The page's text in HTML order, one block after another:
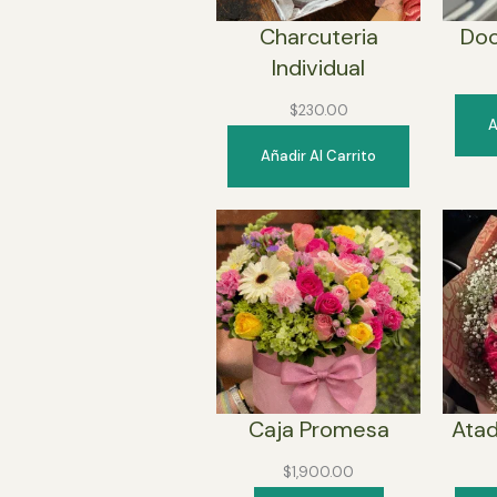
Charcuteria
Individual
$230.00
Añadir Al Carrito
Caja Promesa
$1,900.00